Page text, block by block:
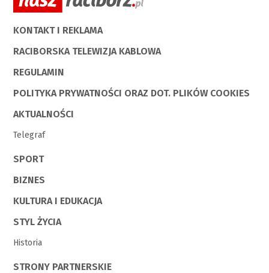
KONTAKT I REKLAMA
RACIBORSKA TELEWIZJA KABLOWA
REGULAMIN
POLITYKA PRYWATNOŚCI ORAZ DOT. PLIKÓW COOKIES
AKTUALNOŚCI
Telegraf
SPORT
BIZNES
KULTURA I EDUKACJA
STYL ŻYCIA
Historia
STRONY PARTNERSKIE